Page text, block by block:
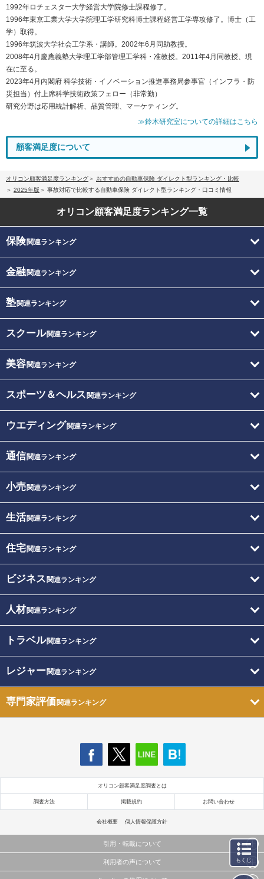
1992年ロチェスター大学経営大学院修士課程修了。
1996年東京工業大学大学院理工学研究科博士課程経営工学専攻修了。博士（工
学）取得。
1996年筑波大学社会工学系・講師。2002年6月同助教授。
2008年4月慶應義塾大学理工学部管理工学科・准教授。2011年4月同教授、現
在に至る。
2023年4月内閣府 科学技術・イノベーション推進事務局参事官（インフラ・防
災担当）付上席科学技術政策フェロー（非常勤）
研究分野は応用統計解析、品質管理、マーケティング。
≫鈴木研究室についての詳細はこちら
顧客満足度について
オリコン顧客満足度ランキング
おすすめの自動車保険 ダイレクト型ランキング・比較
2025年版
事故対応で比較する自動車保険 ダイレクト型ランキング・口コミ情報
オリコン顧客満足度ランキング一覧
保険関連ランキング
金融関連ランキング
塾関連ランキング
スクール関連ランキング
美容関連ランキング
スポーツ＆ヘルス 関連ランキング
ウエディング関連ランキング
通信関連ランキング
小売関連ランキング
生活関連ランキング
住宅関連ランキング
ビジネス 関連ランキング
人材関連ランキング
トラベル関連ランキング
レジャー関連ランキング
専門家評価関連ランキング
オリコン顧客満足度調査とは
調査方法 掲載規約 お問い合わせ
会社概要 個人情報保護方針
引用・転載について
当サイトで公開されている情報（文字、写真、イラスト、画像データ等）及びこれらの配置・
利用者の声について もくじ